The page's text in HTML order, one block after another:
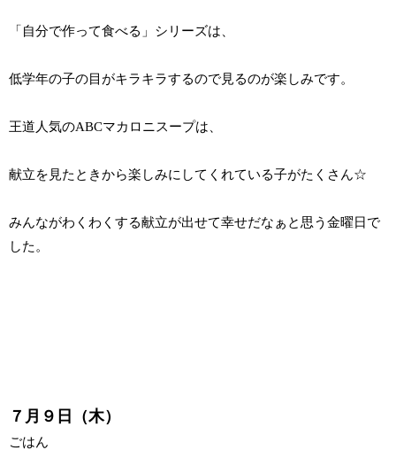
「自分で作って食べる」シリーズは、
低学年の子の目がキラキラするので見るのが楽しみです。
王道人気のABCマカロニスープは、
献立を見たときから楽しみにしてくれている子がたくさん☆
みんながわくわくする献立が出せて幸せだなぁと思う金曜日で
した。
７月９日（木）
ごはん